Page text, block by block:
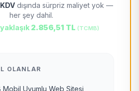
dışında sürpriz maliyet yok —
her şey dahil.
2.856,51 TL (TCMB)
OLANLAR
Mobil Uyumlu Web Sitesi